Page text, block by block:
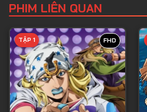
Tập 6
Tập 7
Tập 8
Tập 9
Tập 10
PHIM LIÊN QUAN
FHD
TẬP 1